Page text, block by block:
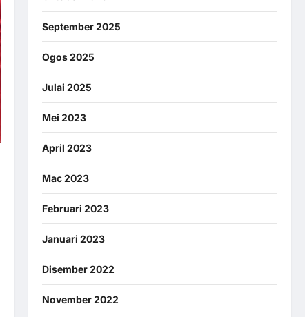
September 2025
Ogos 2025
Julai 2025
Mei 2023
April 2023
Mac 2023
Februari 2023
Januari 2023
Disember 2022
November 2022